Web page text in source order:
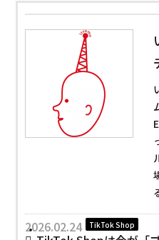
2026.02.24 TikTok Shop